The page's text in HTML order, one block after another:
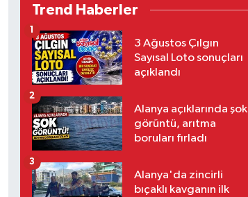
Trend Haberler
3 Ağustos Çılgın
Sayısal Loto sonuçları
açıklandı
1
Alanya açıklarında şok
görüntü, arıtma
boruları fırladı
2
Alanya'da zincirli
bıçaklı kavganın ilk
3